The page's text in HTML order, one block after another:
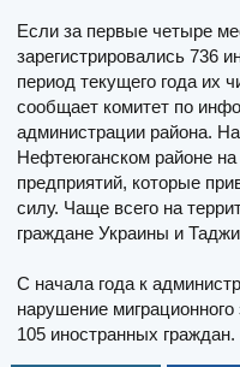
Если за первые четыре
зарегистрировались 736
период текущего года их
сообщает комитет по
администрации района.
Нефтеюганском районе
предприятий, которые
силу. Чаще всего на
граждане Украины и
С начала года к
нарушение
105 иностранных граждан.